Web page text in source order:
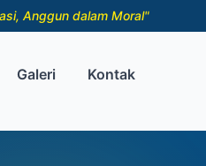
Anggun dalam Moral"
Galeri Kontak